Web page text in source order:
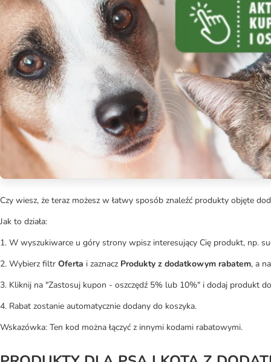
Czy wiesz, że teraz możesz w łatwy sposób znaleźć produkty objęte
Jak to działa:
1. W wyszukiwarce u góry strony wpisz interesujący Cię produkt, np.
2. Wybierz filtr Oferta i zaznacz Produkty z dodatkowym rabatem, a
3. Kliknij na "Zastosuj kupon - oszczędź 5% lub 10%" i dodaj produkt
4. Rabat zostanie automatycznie dodany do koszyka.
Wskazówka: Ten kod można łączyć z innymi kodami rabatowymi.